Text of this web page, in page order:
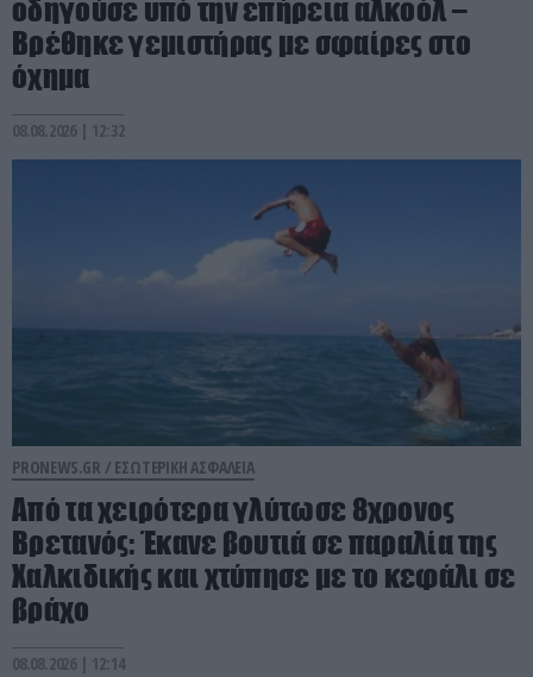
οδηγούσε υπό την επήρεια αλκοόλ –
Βρέθηκε γεμιστήρας με σφαίρες στο
όχημα
08.08.2026 | 12:32
PRONEWS.GR / ΕΣΩΤΕΡΙΚΗ ΑΣΦΑΛΕΙΑ
Από τα χειρότερα γλύτωσε 8χρονος
Βρετανός: Έκανε βουτιά σε παραλία της
Χαλκιδικής και χτύπησε με το κεφάλι σε
βράχο
08.08.2026 | 12:14